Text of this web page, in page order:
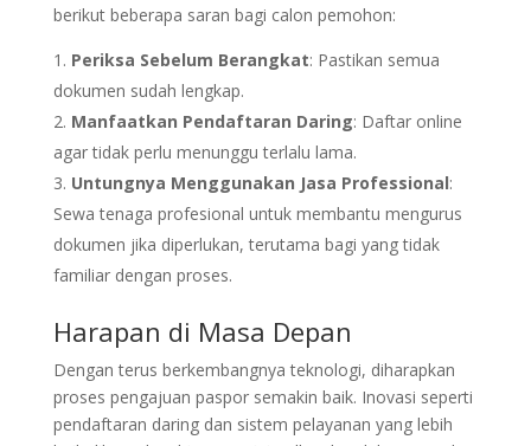
berikut beberapa saran bagi calon pemohon:
Periksa Sebelum Berangkat: Pastikan semua
dokumen sudah lengkap.
Manfaatkan Pendaftaran Daring: Daftar online
agar tidak perlu menunggu terlalu lama.
Untungnya Menggunakan Jasa Professional:
Sewa tenaga profesional untuk membantu mengurus
dokumen jika diperlukan, terutama bagi yang tidak
familiar dengan proses.
Harapan di Masa Depan
Dengan terus berkembangnya teknologi, diharapkan
proses pengajuan paspor semakin baik. Inovasi seperti
pendaftaran daring dan sistem pelayanan yang lebih